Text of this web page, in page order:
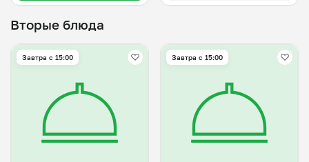
Вторые блюда
Завтра c 15:00 Завтра c 15:00